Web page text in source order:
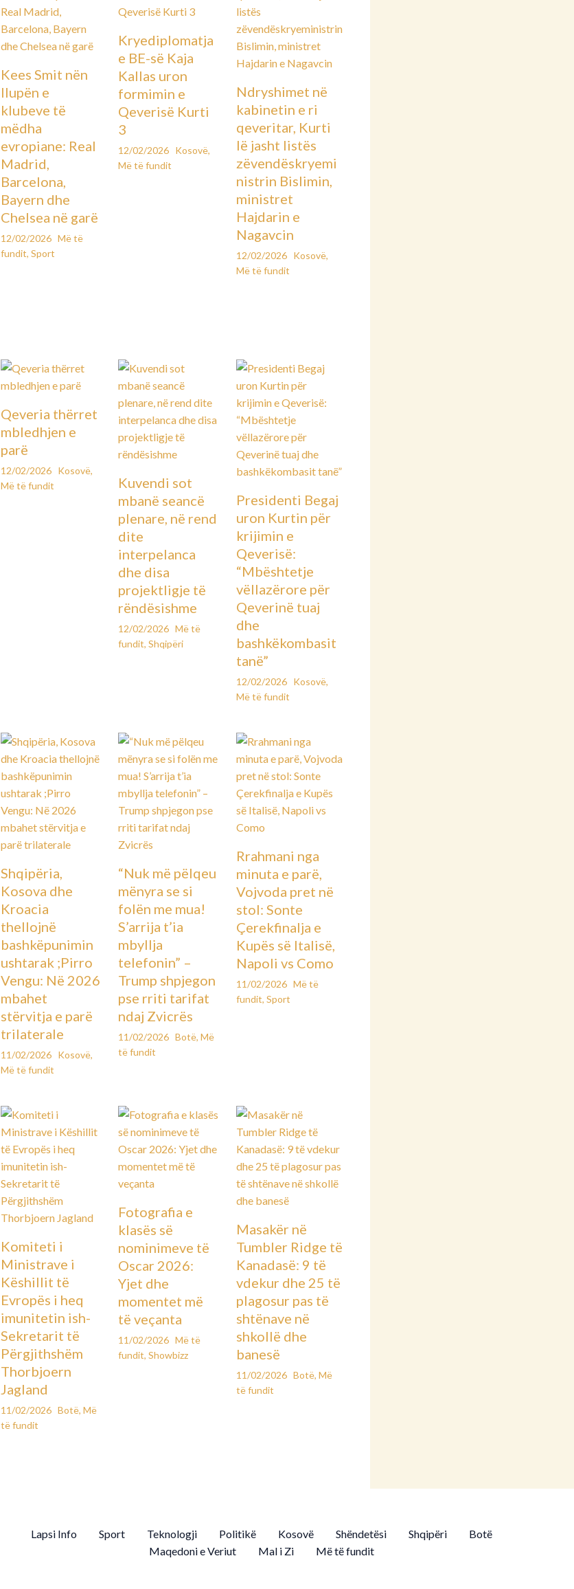
Kees Smit nën
llupën e
klubeve të
mëdha
evropiane: Real
Madrid,
Barcelona,
Bayern dhe
Chelsea në garë
12/02/2026 Më të
fundit, Sport
Kryediplomatja
e BE-së Kaja
Kallas uron
formimin e
Qeverisë Kurti
3
12/02/2026 Kosovë,
Më të fundit
Ndryshimet në
kabinetin e ri
qeveritar, Kurti
lë jasht listës
zëvendëskryemi
nistrin Bislimin,
ministret
Hajdarin e
Nagavcin
12/02/2026 Kosovë,
Më të fundit
Qeveria thërret
mbledhjen e
parë
12/02/2026 Kosovë,
Më të fundit
Kuvendi sot
mbanë seancë
plenare, në rend
dite
interpelanca
dhe disa
projektligje të
rëndësishme
12/02/2026 Më të
fundit,Shqipëri
Presidenti Begaj
uron Kurtin për
krijimin e
Qeverisë:
“Mbështetje
vëllazërore për
Qeverinë tuaj
dhe
bashkëkombasit
tanë”
12/02/2026 Kosovë,
Më të fundit
Shqipëria,
Kosova dhe
Kroacia
thellojnë
bashkëpunimin
ushtarak ;Pirro
Vengu: Në 2026
mbahet
stërvitja e parë
trilaterale
11/02/2026 Kosovë,
Më të fundit
“Nuk më pëlqeu
mënyra se si
folën me mua!
S’arrija t’ia
mbyllja
telefonin” –
Trump shpjegon
pse rriti tarifat
ndaj Zvicrës
11/02/2026 Botë,Më
të fundit
Rrahmani nga
minuta e parë,
Vojvoda pret në
stol: Sonte
Çerekfinalja e
Kupës së Italisë,
Napoli vs Como
11/02/2026 Më të
fundit, Sport
Komiteti i
Ministrave i
Këshillit të
Evropës i heq
imunitetin ish-
Sekretarit të
Përgjithshëm
Thorbjoern
Jagland
11/02/2026 Botë, Më
të fundit
Fotografia e
klasës së
nominimeve të
Oscar 2026:
Yjet dhe
momentet më
të veçanta
11/02/2026 Më të
fundit,Showbizz
Masakër në
Tumbler Ridge të
Kanadasë: 9 të
vdekur dhe 25 të
plagosur pas të
shtënave në
shkollë dhe
banesë
11/02/2026 Botë, Më
të fundit
Lapsi Info Sport Teknologji Politikë Kosovë Shëndetësi Shqipëri
Botë
Maqedoni e Veriut
Mal i Zi Më të fundit